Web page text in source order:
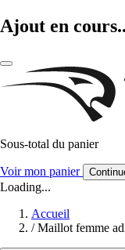
Ajout en
Sous-total du panier
Voir mon panier
Loading...
Accueil
/ Maillot femme